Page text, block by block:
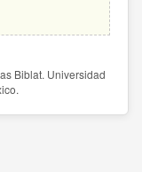
Biblat. Universidad